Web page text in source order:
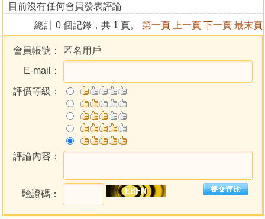
目前沒有任何會員發表評論
總計 0 個記錄，共 1 頁。 第一頁 上一頁 下一頁 最末頁
會員帳號：
匿名用戶
E-mail：
評價等級：
評論內容：
驗證碼：